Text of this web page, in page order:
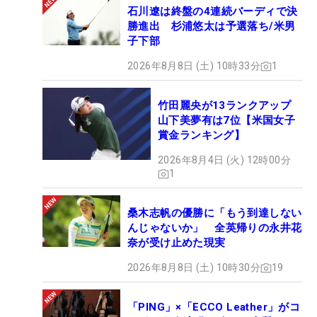
石川遼は終盤の4連続バーディで決
勝進出 杉浦悠太は予選落ち/米男
子下部
2026年8月8日 (土) 10時33分 1
竹田麗央が13ランクアップ
山下美夢有は7位【米国女子
賞金ランキング】
2026年8月4日 (火) 12時00分
1
桑木志帆の優勝に「もう到達しない
んじゃないか」 全英帰りの永井花
奈が受け止めた現実
2026年8月8日 (土) 10時30分 19
「PING」×「ECCO Leather」がコ